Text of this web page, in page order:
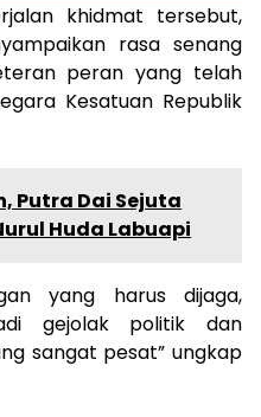
khidmat tersebut,
rasa senang
peran yang telah
Kesatuan Republik
Putra Dai Sejuta
Huda Labuapi
yang harus dijaga,
gejolak politik dan
sangat pesat” ungkap